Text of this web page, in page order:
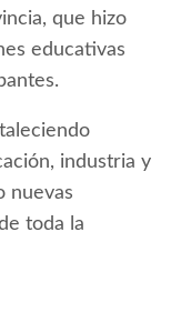
que hizo
educativas
industria y
nuevas
toda la